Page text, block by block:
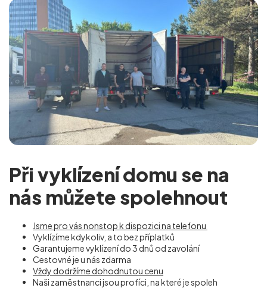
Při vyklízení domu se na
nás můžete spolehnout
Jsme pro vás nonstop k dispozici na telefonu
Vyklízíme kdykoliv, a to bez příplatků
Garantujeme vyklízení do 3 dnů od zavolání
Cestovné je u nás zdarma
Vždy dodržíme dohodnutou cenu
Naši zaměstnanci jsou profíci, na které je spoleh